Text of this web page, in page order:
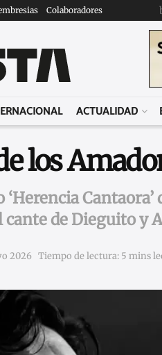
Colaboradores
ACTUALIDAD
los
‘Herencia
de Dieguito y
2026 Tiempo de lectura: 5 mins